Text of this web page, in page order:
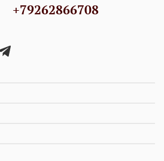
+79262866708